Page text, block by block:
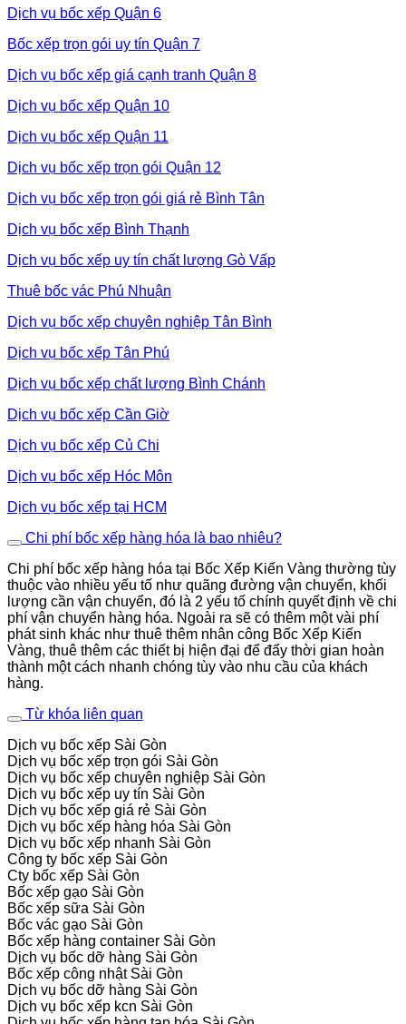
Dịch vụ bốc xếp Quận 6
Bốc xếp trọn gói uy tín Quận 7
Dịch vụ bốc xếp giá cạnh tranh Quận 8
Dịch vụ bốc xếp Quận 10
Dịch vụ bốc xếp Quận 11
Dịch vụ bốc xếp trọn gói Quận 12
Dịch vụ bốc xếp trọn gói giá rẻ Bình Tân
Dịch vụ bốc xếp Bình Thạnh
Dịch vụ bốc xếp uy tín chất lượng Gò Vấp
Thuê bốc vác Phú Nhuận
Dịch vụ bốc xếp chuyên nghiệp Tân Bình
Dịch vụ bốc xếp Tân Phú
Dịch vụ bốc xếp chất lượng Bình Chánh
Dịch vụ bốc xếp Cần Giờ
Dịch vụ bốc xếp Củ Chi
Dịch vụ bốc xếp Hóc Môn
Dịch vụ bốc xếp tại HCM
Chi phí bốc xếp hàng hóa là bao nhiêu?
Chi phí bốc xếp hàng hóa tại Bốc Xếp Kiến Vàng thường tùy
thuộc vào nhiều yếu tố như quãng đường vận chuyển, khối
lượng cần vận chuyển, đó là 2 yếu tố chính quyết định về chi
phí vận chuyển hàng hóa. Ngoài ra sẽ có thêm một vài phí
phát sinh khác như thuê thêm nhân công Bốc Xếp Kiến
Vàng, thuê thêm các thiết bị hiện đại để đẩy thời gian hoàn
thành một cách nhanh chóng tùy vào nhu cầu của khách
hàng.
Từ khóa liên quan
Dịch vụ bốc xếp Sài Gòn
Dịch vụ bốc xếp trọn gói Sài Gòn
Dịch vụ bốc xếp chuyên nghiệp Sài Gòn
Dịch vụ bốc xếp uy tín Sài Gòn
Dịch vụ bốc xếp giá rẻ Sài Gòn
Dịch vụ bốc xếp hàng hóa Sài Gòn
Dịch vụ bốc xếp nhanh Sài Gòn
Công ty bốc xếp Sài Gòn
Cty bốc xếp Sài Gòn
Bốc xếp gạo Sài Gòn
Bốc xếp sữa Sài Gòn
Bốc vác gạo Sài Gòn
Bốc xếp hàng container Sài Gòn
Dịch vụ bốc dỡ hàng Sài Gòn
Bốc xếp công nhật Sài Gòn
Dịch vụ bốc dỡ hàng Sài Gòn
Dịch vụ bốc xếp kcn Sài Gòn